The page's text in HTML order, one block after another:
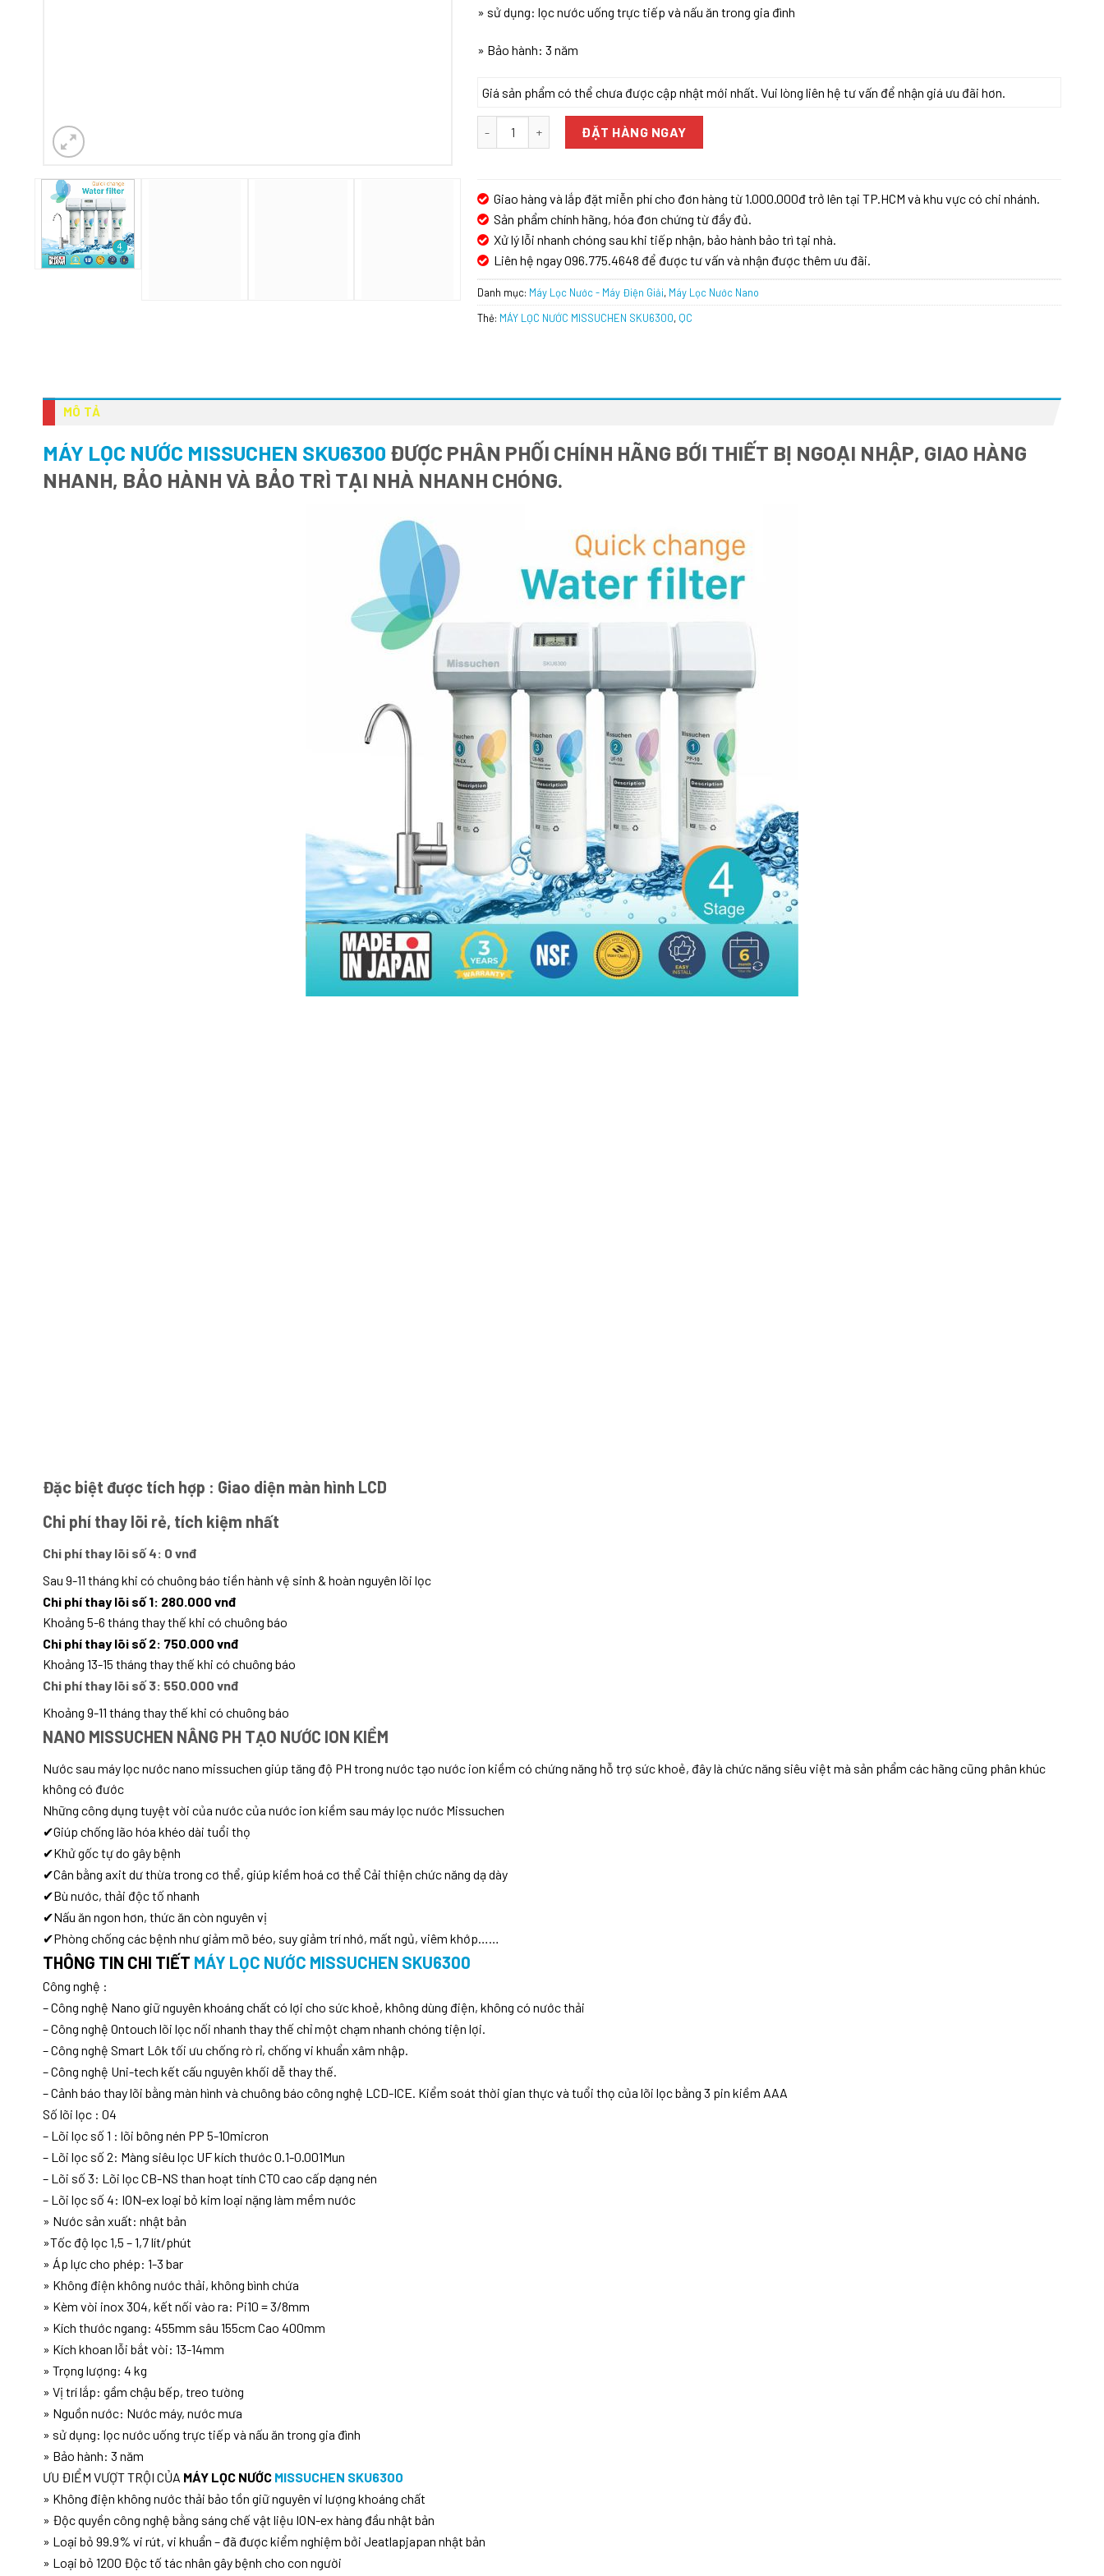
» sử dụng: lọc nước uống trực tiếp và nấu ăn trong gia đình
» Bảo hành: 3 năm
Giá sản phẩm có thể chưa được cập nhật mới nhất. Vui lòng liên hệ tư vấn để nhận giá ưu đãi hơn.
MÁY LỌC NƯỚC MISSUCHEN SKU6300 số lượng
ĐẶT HÀNG NGAY
Giao hàng và lắp đặt miễn phí cho đơn hàng từ 1.000.000đ trở lên tại TP.HCM và khu vực có chi nhánh.
Sản phẩm chính hãng, hóa đơn chứng từ đầy đủ.
Xử lý lỗi nhanh chóng sau khi tiếp nhận, bảo hành bảo trì tại nhà.
Liên hệ ngay 096.775.4648 để được tư vấn và nhận được thêm ưu đãi.
Danh mục: Máy Lọc Nước - Máy Điện Giải, Máy Lọc Nước Nano
Thẻ: MÁY LỌC NƯỚC MISSUCHEN SKU6300, QC
MÔ TẢ
MÁY LỌC NƯỚC MISSUCHEN SKU6300 ĐƯỢC PHÂN PHỐI CHÍNH HÃNG BỚI THIẾT BỊ NGOẠI NHẬP, GIAO HÀNG
NHANH, BẢO HÀNH VÀ BẢO TRÌ TẠI NHÀ NHANH CHÓNG.
Đặc biệt được tích hợp : Giao diện màn hình LCD
Chi phí thay lõi rẻ, tích kiệm nhất
Chi phí thay lõi số 4: 0 vnđ
Sau 9-11 tháng khi có chuông báo tiền hành vệ sinh & hoàn nguyên lõi lọc
Chi phí thay lõi số 1: 280.000 vnđ
Khoảng 5-6 tháng thay thế khi có chuông báo
Chi phí thay lõi số 2: 750.000 vnđ
Khoảng 13-15 tháng thay thế khi có chuông báo
Chi phí thay lõi số 3: 550.000 vnđ
Khoảng 9-11 tháng thay thế khi có chuông báo
NANO MISSUCHEN NÂNG PH TẠO NƯỚC ION KIỀM
Nước sau máy lọc nước nano missuchen giúp tăng độ PH trong nước tạo nước ion kiềm có chứng năng hỗ trợ sức khoẻ, đây là chức năng siêu việt mà sản phẩm các hãng cũng phân khúc
không có đước
Những công dụng tuyệt vời của nước của nước ion kiềm sau máy lọc nước Missuchen
✔Giúp chống lão hóa khéo dài tuổi thọ
✔Khử gốc tự do gây bệnh
✔Cân bằng axit dư thừa trong cơ thể, giúp kiềm hoá cơ thể Cải thiện chức năng dạ dày
✔Bù nước, thải độc tố nhanh
✔Nấu ăn ngon hơn, thức ăn còn nguyên vị
✔Phòng chống các bệnh như giảm mỡ béo, suy giảm trí nhớ, mất ngủ, viêm khớp……
THÔNG TIN CHI TIẾT MÁY LỌC NƯỚC MISSUCHEN SKU6300
Công nghệ :
– Công nghệ Nano giữ nguyên khoáng chất có lợi cho sức khoẻ, không dùng điện, không có nước thải
– Công nghệ Ontouch lõi lọc nối nhanh thay thế chỉ một chạm nhanh chóng tiện lợi.
– Công nghệ Smart Lôk tối ưu chống rò rỉ, chống vi khuẩn xâm nhập.
– Công nghệ Uni-tech kết cấu nguyên khối dễ thay thế.
– Cảnh báo thay lõi bằng màn hình và chuông báo công nghệ LCD-ICE. Kiểm soát thời gian thực và tuổi thọ của lõi lọc bằng 3 pin kiềm AAA
Số lõi lọc : 04
– Lõi lọc số 1 : lõi bông nén PP 5-10micron
– Lõi lọc số 2: Màng siêu lọc UF kích thước 0.1-0.001Mun
– Lõi số 3: Lõi lọc CB-NS than hoạt tính CTO cao cấp dạng nén
– Lõi lọc số 4: ION-ex loại bỏ kim loại nặng làm mềm nước
» Nước sản xuất: nhật bản
»Tốc độ lọc 1,5 – 1,7 lít/phút
» Áp lực cho phép: 1-3 bar
» Không điện không nước thải, không bình chứa
» Kèm vòi inox 304, kết nối vào ra: Pi10 = 3/8mm
» Kích thước ngang: 455mm sâu 155cm Cao 400mm
» Kích khoan lỗi bắt vòi: 13-14mm
» Trọng lượng: 4 kg
» Vị trí lắp: gầm chậu bếp, treo tường
» Nguồn nước: Nước máy, nước mưa
» sử dụng: lọc nước uống trực tiếp và nấu ăn trong gia đình
» Bảo hành: 3 năm
ƯU ĐIỂM VƯỢT TRỘI CỦA MÁY LỌC NƯỚC MISSUCHEN SKU6300
» Không điện không nước thải bảo tồn giữ nguyên vi lượng khoáng chất
» Độc quyền công nghệ bằng sáng chế vật liệu ION-ex hàng đầu nhật bản
» Loại bỏ 99.9% vi rút, vi khuẩn – đã được kiểm nghiệm bởi Jeatlapjapan nhật bản
» Loại bỏ 1200 Độc tố tác nhân gây bệnh cho con người